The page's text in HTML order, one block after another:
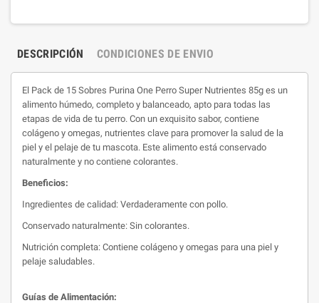
DESCRIPCIÓN CONDICIONES DE ENVIO
El Pack de 15 Sobres Purina One Perro Super Nutrientes 85g es un
alimento húmedo, completo y balanceado, apto para todas las
etapas de vida de tu perro. Con un exquisito sabor, contiene
colágeno y omegas, nutrientes clave para promover la salud de la
piel y el pelaje de tu mascota. Este alimento está conservado
naturalmente y no contiene colorantes.
Beneficios:
Ingredientes de calidad: Verdaderamente con pollo.
Conservado naturalmente: Sin colorantes.
Nutrición completa: Contiene colágeno y omegas para una piel y
pelaje saludables.
Guías de Alimentación: